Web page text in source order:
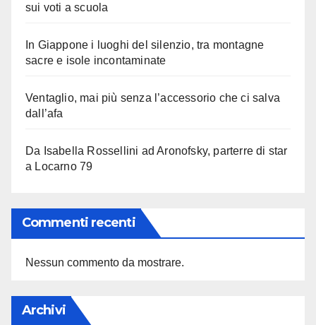
sui voti a scuola
In Giappone i luoghi del silenzio, tra montagne
sacre e isole incontaminate
Ventaglio, mai più senza l’accessorio che ci salva
dall’afa
Da Isabella Rossellini ad Aronofsky, parterre di star
a Locarno 79
Commenti recenti
Nessun commento da mostrare.
Archivi